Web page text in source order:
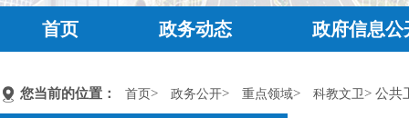
首页 政务动态 政府信息公
您当前的位置： 首页> 政务公开> 重点领域> 科教文卫> 公共